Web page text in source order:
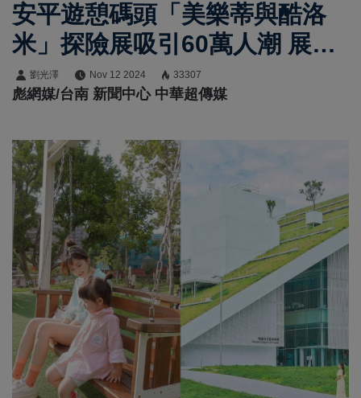
安平遊憩碼頭「美樂蒂與酷洛
米」探險展吸引60萬人潮 展期
倒數 把握時間來打卡！
劉光澤 Nov 12 2024 33307
彪網媒/台南 新聞中心 中華超傳媒